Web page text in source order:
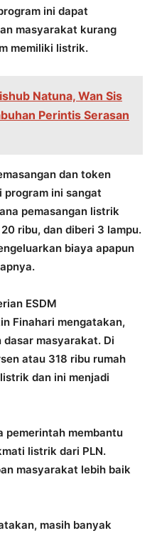
ini dapat
masyarakat kurang
memiliki listrik.
Natuna, Wan Sis
Perintis Serasan
dan token
program ini sangat
pemasangan listrik
ribu, dan diberi 3 lampu.
biaya apapun
ESDM
Finahari mengatakan,
masyarakat. Di
atau 318 ribu rumah
dan ini menjadi
pemerintah membantu
listrik dari PLN.
masyarakat lebih baik
masih banyak